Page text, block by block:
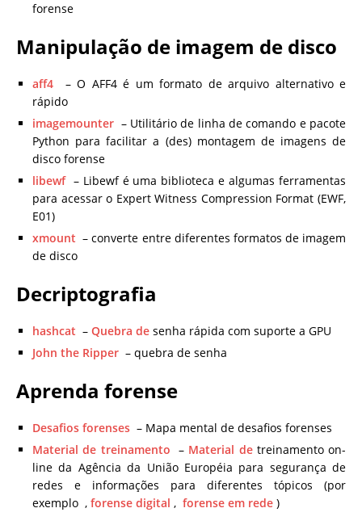
forense
Manipulação de imagem de disco
aff4 – O AFF4 é um formato de arquivo alternativo e
rápido
imagemounter – Utilitário de linha de comando e pacote
Python para facilitar a (des) montagem de imagens de
disco forense
libewf– Libewf é uma biblioteca e algumas ferramentas
para acessar o Expert Witness Compression Format (EWF,
E01)
xmount – converte entre diferentes formatos de imagem
de disco
Decriptografia
hashcat – Quebra de senha rápida com suporte a GPU
John the Ripper – quebra de senha
Aprenda forense
Desafios forenses – Mapa mental de desafios forenses
Material de treinamento – Material detreinamento on-
line da Agência da União Européia para segurança de
redes e informações para diferentes tópicos (por
exemplo , forense digital , forense em rede )